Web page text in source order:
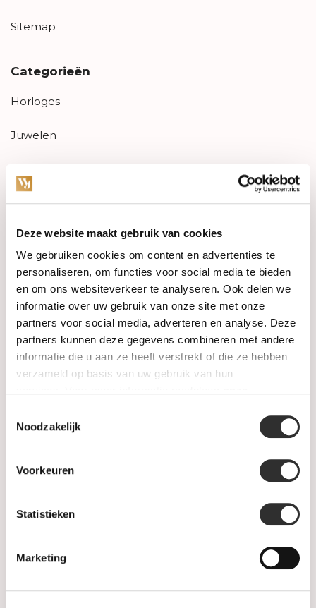
Deze website maakt gebruik van cookies
We gebruiken cookies om content en advertenties te
personaliseren, om functies voor social media te bieden
en om ons websiteverkeer te analyseren. Ook delen we
informatie over uw gebruik van onze site met onze
partners voor social media, adverteren en analyse. Deze
partners kunnen deze gegevens combineren met andere
informatie die u aan ze heeft verstrekt of die ze hebben
verzameld op basis van uw gebruik van hun
Noodzakelijk
Voorkeuren
Statistieken
Marketing
Sitemap
Categorieën
Horloges
Juwelen
PRE-OWNED
Luxe Accessoires
Informatie
Heren Sieraden
SALE
Levertijd & verzendkosten